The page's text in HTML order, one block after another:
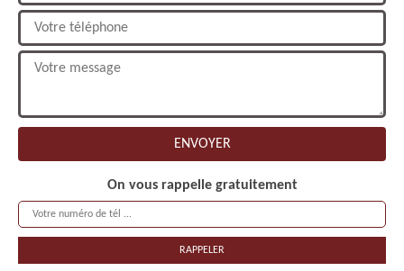
On vous rappelle gratuitement